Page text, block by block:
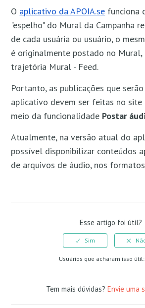
O aplicativo da APOIA.se funciona
"espelho" do Mural da Campanha
de cada usuária ou usuário, o
é originalmente postado no Mural,
trajetória Mural - Feed.
Portanto, as publicações que
aplicativo devem ser feitas no site
meio da funcionalidade Postar
Atualmente, na versão atual do
possível disponibilizar conteúdos
de arquivos de áudio, nos
Esse artigo foi útil?
Usuários que acharam isso
Tem mais dúvidas? Envie uma